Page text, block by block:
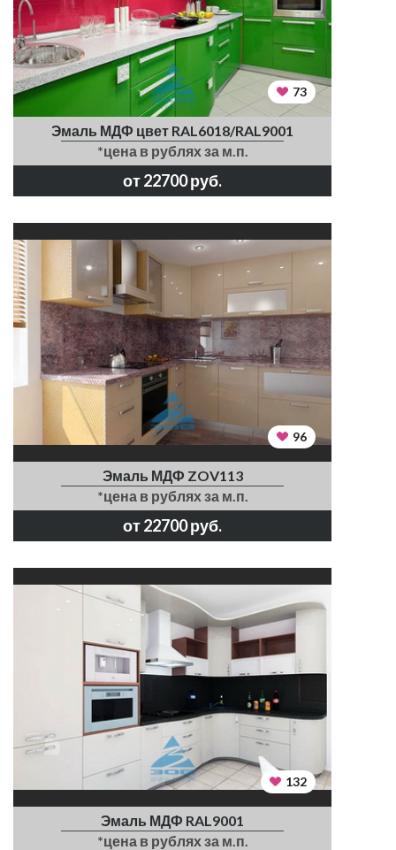
73
Эмаль МДФ цвет RAL6018/RAL9001
*цена в рублях за м.п.
от 22700 руб.
96
Эмаль МДФ ZOV113
*цена в рублях за м.п.
от 22700 руб.
132
Эмаль МДФ RAL9001
*цена в рублях за м.п.